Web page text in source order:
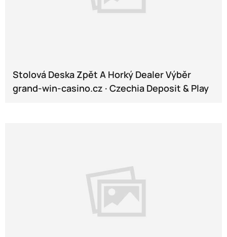
Stolová Deska Zpět A Horký Dealer Výběr
grand-win-casino.cz · Czechia Deposit & Play